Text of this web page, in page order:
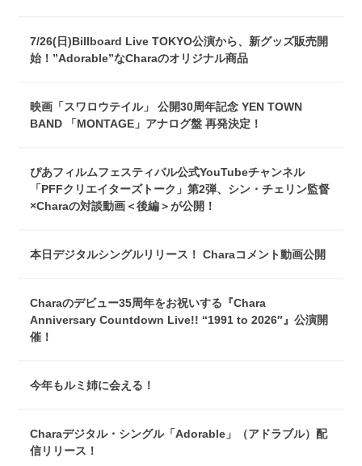
7/26(日)Billboard Live TOKYO公演から、新グッズ販売開
始！”Adorable”なCharaのオリジナル商品
映画「スワロウテイル」 公開30周年記念 YEN TOWN
BAND 「MONTAGE」アナログ盤 再発決定！
ぴあフィルムフェスティバル公式YouTubeチャンネル
「PFFクリエイターズトーク」第2弾、シン・チェリン監督
×Charaの対談動画＜後編＞が公開！
本日デジタルシングルリリース！ Charaコメント動画公開
Charaのデビュー35周年をお祝いする『Chara
Anniversary Countdown Live!! “1991 to 2026″』公演開
催！
今年もルミ姉に会える！
Charaデジタル・シングル「Adorable」（アドラブル）配
信リリース！